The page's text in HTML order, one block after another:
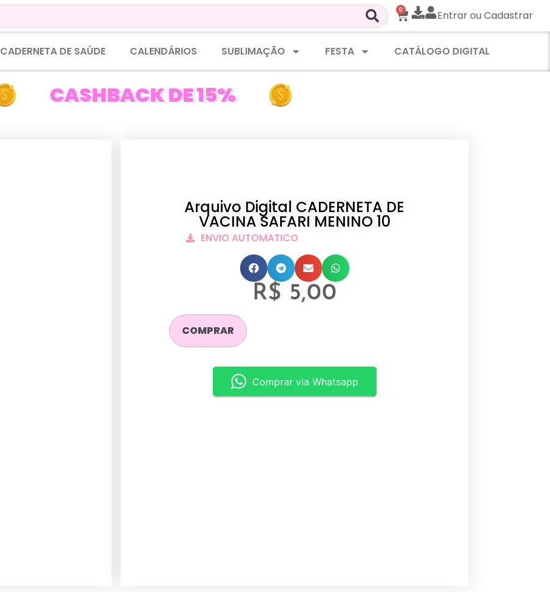
0 Entrar ou Cadastrar
CADERNETA DE SAÚDE CALENDÁRIOS SUBLIMAÇÃO FESTA CATÁLOGO DIGITAL
CASHBACK DE 15%
Arquivo Digital CADERNETA DE
VACINA SAFARI MENINO 10
ENVIO AUTOMATICO
R$ 5,00
COMPRAR
Comprar via Whatsapp